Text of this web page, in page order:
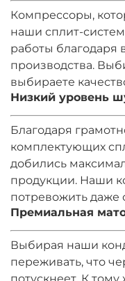
Компрессоры,
наши сплит-
работы благодаря
производства.
выбираете
Низкий уровень
Благодаря
комплектующих
добились
продукции. Наши
потревожить даже
Премиальная
Выбирая наши
переживать, что